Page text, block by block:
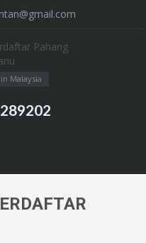
Malaysia